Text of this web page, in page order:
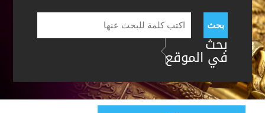
بحث
بحث
في الموقع